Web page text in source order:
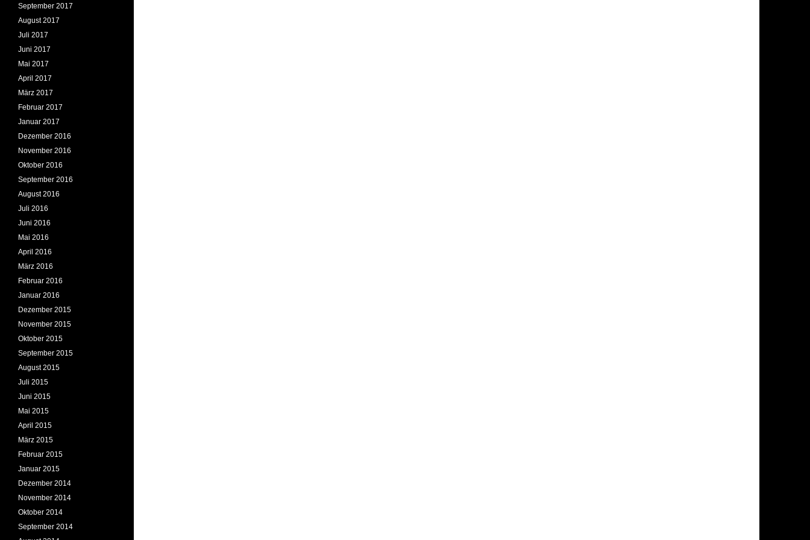
September 2017
August 2017
Juli 2017
Juni 2017
Mai 2017
April 2017
März 2017
Februar 2017
Januar 2017
Dezember 2016
November 2016
Oktober 2016
September 2016
August 2016
Juli 2016
Juni 2016
Mai 2016
April 2016
März 2016
Februar 2016
Januar 2016
Dezember 2015
November 2015
Oktober 2015
September 2015
August 2015
Juli 2015
Juni 2015
Mai 2015
April 2015
März 2015
Februar 2015
Januar 2015
Dezember 2014
November 2014
Oktober 2014
September 2014